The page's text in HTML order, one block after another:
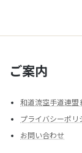
ご案内
和道流空手道連盟
プライバシーポリ
お問い合わせ